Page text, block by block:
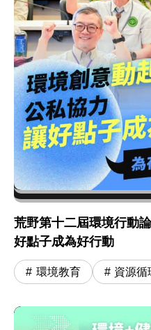
荒野第十二屆環境行動
好點子成為好行動
環境教育 資源循